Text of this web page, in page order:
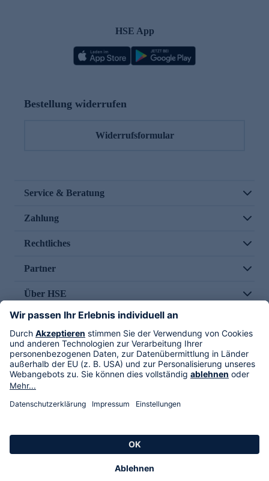
HSE App
Bestellung widerrufen
Widerrufsformular
Service & Beratung
Zahlung
Rechtliches
Partner
Über HSE
Im TV
HSE International